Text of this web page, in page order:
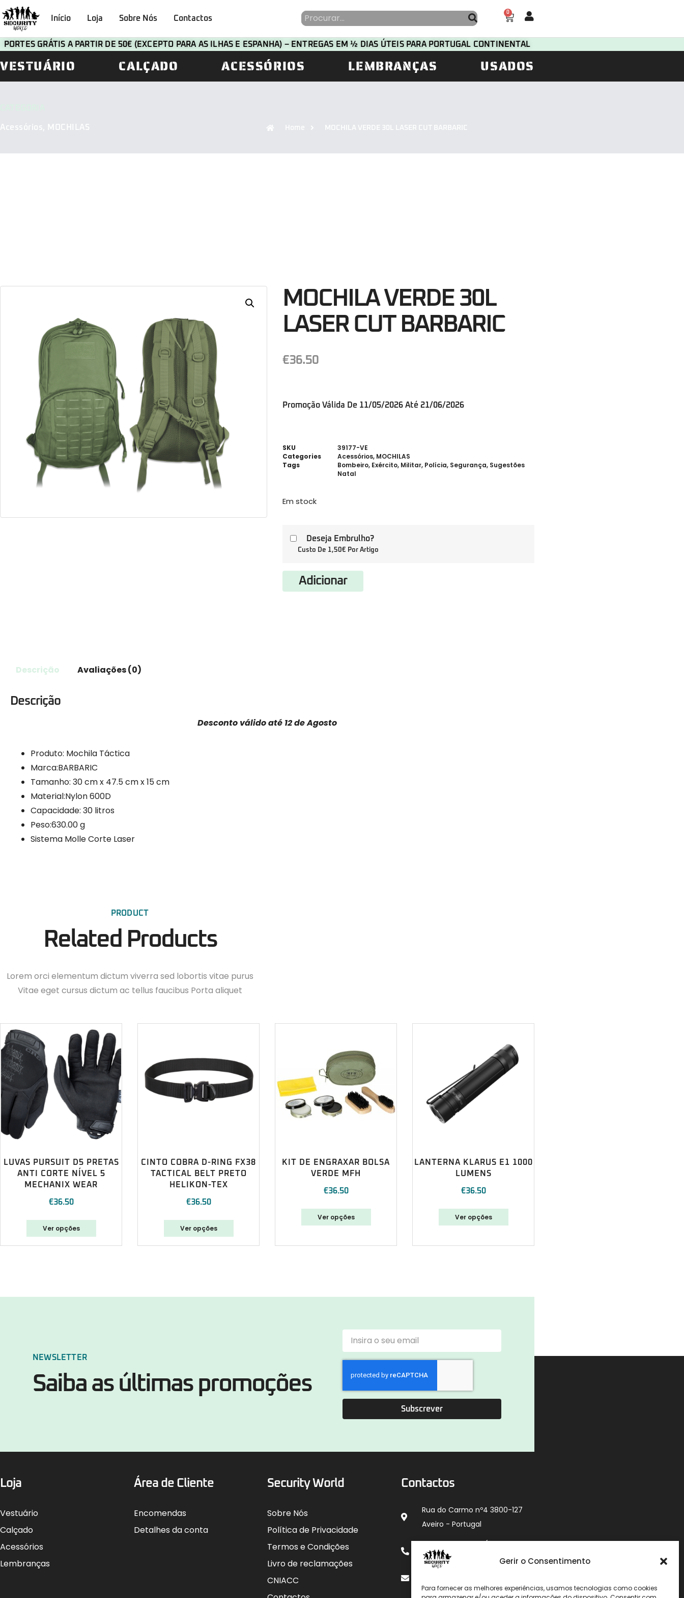
Gerir o Consentimento
Para fornecer as melhores experiências, usamos tecnologias como cookies
Início Loja Sobre Nós Contactos
0
PORTES GRÁTIS A PARTIR DE 50€ (EXCEPTO PARA AS ILHAS E ESPANHA) – ENTREGAS EM ½ DIAS ÚTEIS PARA PORTUGAL CONTINENTAL
VESTUÁRIO CALÇADO ACESSÓRIOS LEMBRANÇAS USADOS
Acessórios, MOCHILAS Home MOCHILA VERDE 30L LASER CUT BARBARIC
MOCHILA VERDE 30L
LASER CUT BARBARIC
€36.50
Promoção Válida De 11/05/2026 Até 21/06/2026
SKU
39177-VE
Categories
Acessórios, MOCHILAS
Tags
Bombeiro, Exército, Militar, Polícia, Segurança, Sugestões
Natal
Em stock
Deseja Embrulho?
Custo De 1,50€ Por Artigo
Adicionar
Descrição Avaliações (0)
Descrição
Desconto válido até 12 de Agosto
Produto: Mochila Táctica
Marca:BARBARIC
Tamanho: 30 cm x 47.5 cm x 15 cm
Material:Nylon 600D
Capacidade: 30 litros
Peso:630.00 g
Sistema Molle Corte Laser
PRODUCT
Related Products
Lorem orci elementum dictum viverra sed lobortis vitae purus
Vitae eget cursus dictum ac tellus faucibus Porta aliquet
LUVAS PURSUIT D5 PRETAS
ANTI CORTE NÍVEL 5
MECHANIX WEAR
€36.50
Ver opções
CINTO COBRA D-RING FX38
TACTICAL BELT PRETO
HELIKON-TEX
€36.50
Ver opções
KIT DE ENGRAXAR BOLSA
VERDE MFH
€36.50
Ver opções
LANTERNA KLARUS E1 1000
LUMENS
€36.50
Ver opções
NEWSLETTER
Saiba as últimas promoções
Subscrever
Loja
Vestuário
Calçado
Acessórios
Lembranças
Área de Cliente
Encomendas
Detalhes da conta
Security World
Sobre Nós
Política de Privacidade
Termos e Condições
Livro de reclamações
CNIACC
Contactos
Rua do Carmo nº4 3800-127
Aveiro - Portugal
912 009 740 (Chamada
para rede móvel nacional)